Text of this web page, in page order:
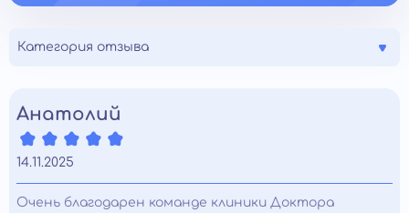
Категория отзыва
Анатолий
14.11.2025
Очень благодарен команде клиники Доктора